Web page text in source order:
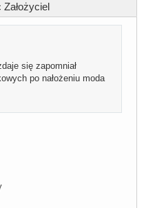
Założyciel
się zapomniał
po nałożeniu moda